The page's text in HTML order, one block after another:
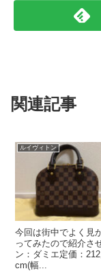
関連記事
ルイヴィトン
今回は街中でよく見
ってみたので紹介さ
ン：ダミエ定価：
cm(幅...